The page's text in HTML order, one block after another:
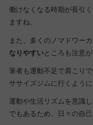
働けなくなる時期が長引
ますね。
また、多くのノマドワー
なりやすいところも注意が
筆者も運動不足で肩こり
ササイズジムに行くように
運動や生活リズムを意識
でもあるため、日々の自